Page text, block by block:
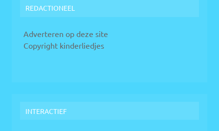
REDACTIONEEL
Adverteren op deze site
Copyright kinderliedjes
INTERACTIEF